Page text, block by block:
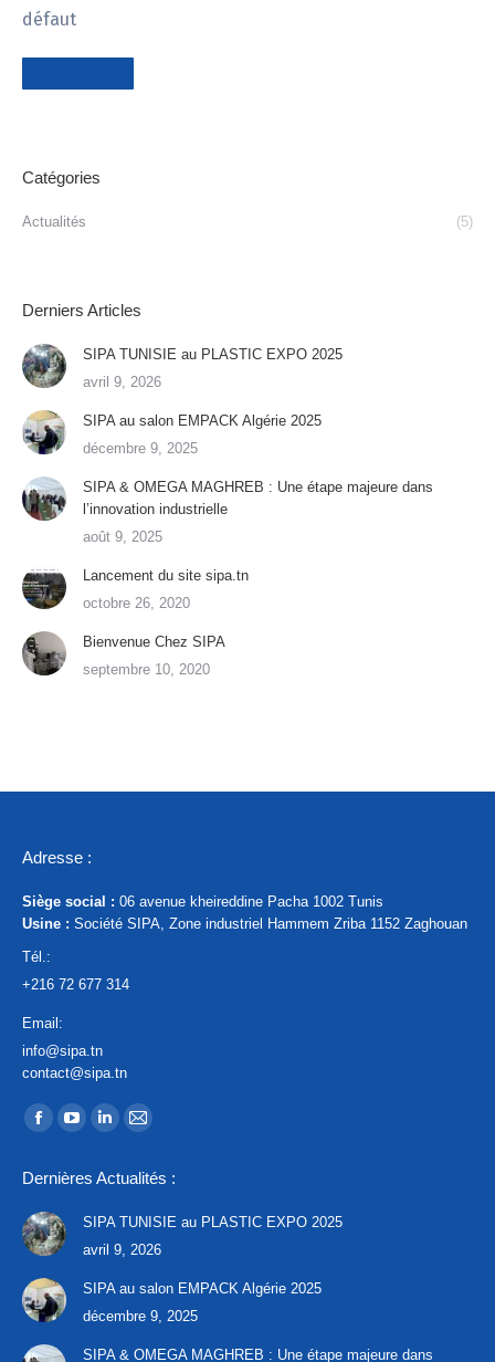
défaut
Catégories
Actualités (5)
Derniers Articles
SIPA TUNISIE au PLASTIC EXPO 2025
avril 9, 2026
SIPA au salon EMPACK Algérie 2025
décembre 9, 2025
SIPA & OMEGA MAGHREB : Une étape majeure dans
l’innovation industrielle
août 9, 2025
Lancement du site sipa.tn
octobre 26, 2020
Bienvenue Chez SIPA
septembre 10, 2020
Adresse :
Siège social : 06 avenue kheireddine Pacha 1002 Tunis
Usine : Société SIPA, Zone industriel Hammem Zriba 1152 Zaghouan
Tél.:
+216 72 677 314
Email:
info@sipa.tn
contact@sipa.tn
Trouvez nous sur :
La
Facebook
s'ouvre
dans
une
nouvelle
La
YouTube
s'ouvre
dans
La
LinkedIn
s'ouvre
dans
La
E-
mail
s'ouvre
Dernières Actualités :
SIPA TUNISIE au PLASTIC EXPO 2025
avril 9, 2026
SIPA au salon EMPACK Algérie 2025
décembre 9, 2025
SIPA & OMEGA MAGHREB : Une étape majeure dans